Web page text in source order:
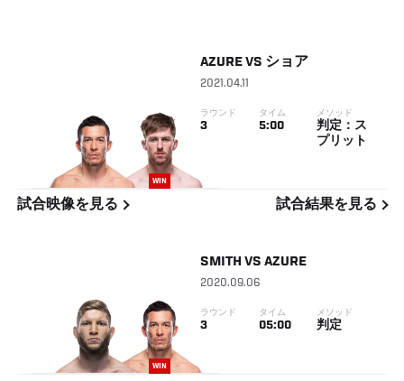
WIN
AZURE VS ショア
2021.04.11
ラウンド
3
タイム
5:00
メソッド
判定：ス
プリット
試合映像を見る 試合結果を見る
WIN
SMITH VS AZURE
2020.09.06
ラウンド
3
タイム
05:00
メソッド
判定